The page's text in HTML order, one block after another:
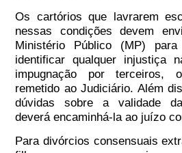
Os cartórios que lavrarem
nessas condições devem
Ministério Público (MP)
identificar qualquer injustiça
impugnação por terceiros,
remetido ao Judiciário. Além
dúvidas sobre a validade
deverá encaminhá-la ao juízo
Para divórcios consensuais